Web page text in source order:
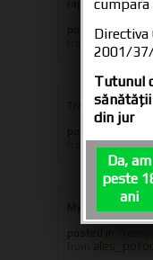
rapiditatea
posted inTuburi
iulian
Transport only
Directiva
2001/
Tutunul
sănătăţii
din jur
Da, am
peste
ani